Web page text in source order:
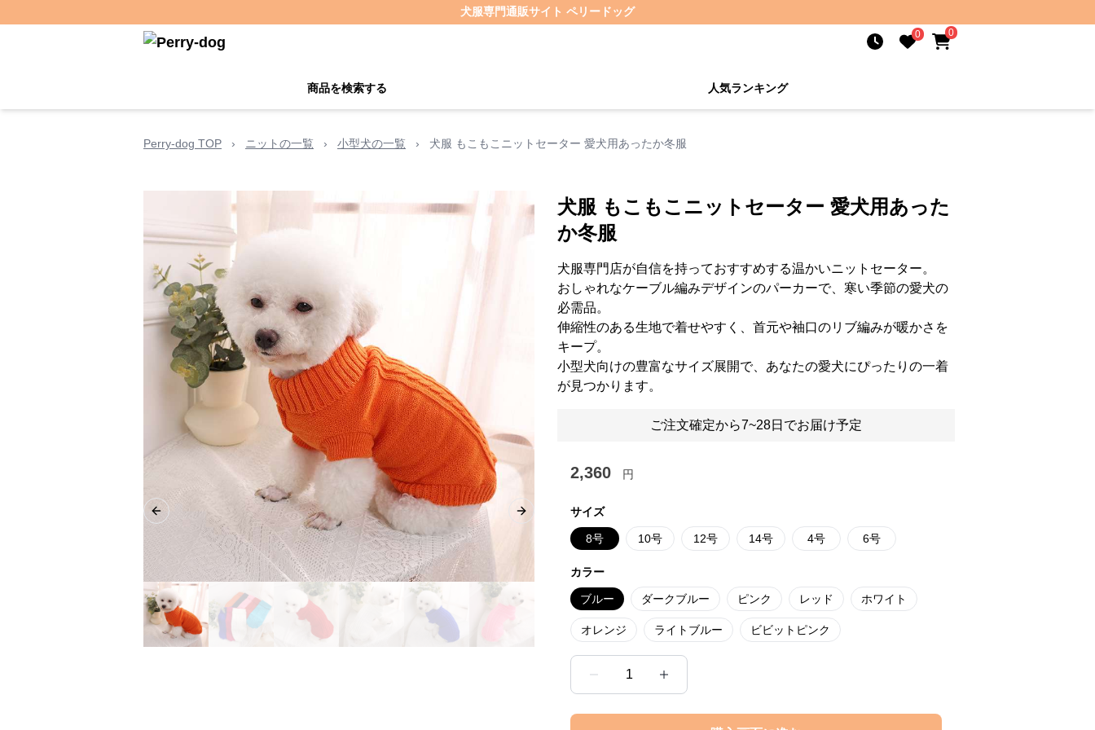
犬服専門通販サイト ペリードッグ
0 0
商品を検索する 人気ランキング
Perry-dog TOP › ニットの一覧 › 小型犬の一覧 › 犬服 もこもこニットセーター 愛犬用あったか冬服
Previous slide Next slide
犬服 もこもこニットセーター 愛犬用あった
か冬服
犬服専門店が自信を持っておすすめする温かいニットセーター。
おしゃれなケーブル編みデザインのパーカーで、寒い季節の愛犬の
必需品。
伸縮性のある生地で着せやすく、首元や袖口のリブ編みが暖かさを
キープ。
小型犬向けの豊富なサイズ展開で、あなたの愛犬にぴったりの一着
が見つかります。
ご注文確定から7~28日でお届け予定
2,360 円
サイズ
8号 10号 12号 14号 4号 6号
カラー
ブルー ダークブルー ピンク レッド ホワイト
オレンジ ライトブルー ビビットピンク
1